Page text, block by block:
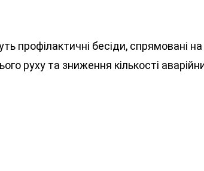
профілактичні бесіди, спрямовані на
руху та зниження кількості